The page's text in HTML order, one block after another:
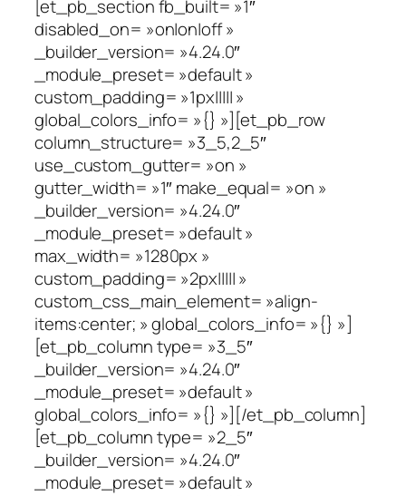
[et_pb_section fb_built= »1″
disabled_on= »on|on|off »
_builder_version= »4.24.0″
_module_preset= »default »
custom_padding= »1px||||| »
global_colors_info= »{} »][et_pb_row
column_structure= »3_5,2_5″
use_custom_gutter= »on »
gutter_width= »1″ make_equal= »on »
_builder_version= »4.24.0″
_module_preset= »default »
max_width= »1280px »
custom_padding= »2px||||| »
custom_css_main_element= »align-
items:center; » global_colors_info= »{} »]
[et_pb_column type= »3_5″
_builder_version= »4.24.0″
_module_preset= »default »
global_colors_info= »{} »][/et_pb_column]
[et_pb_column type= »2_5″
_builder_version= »4.24.0″
_module_preset= »default »